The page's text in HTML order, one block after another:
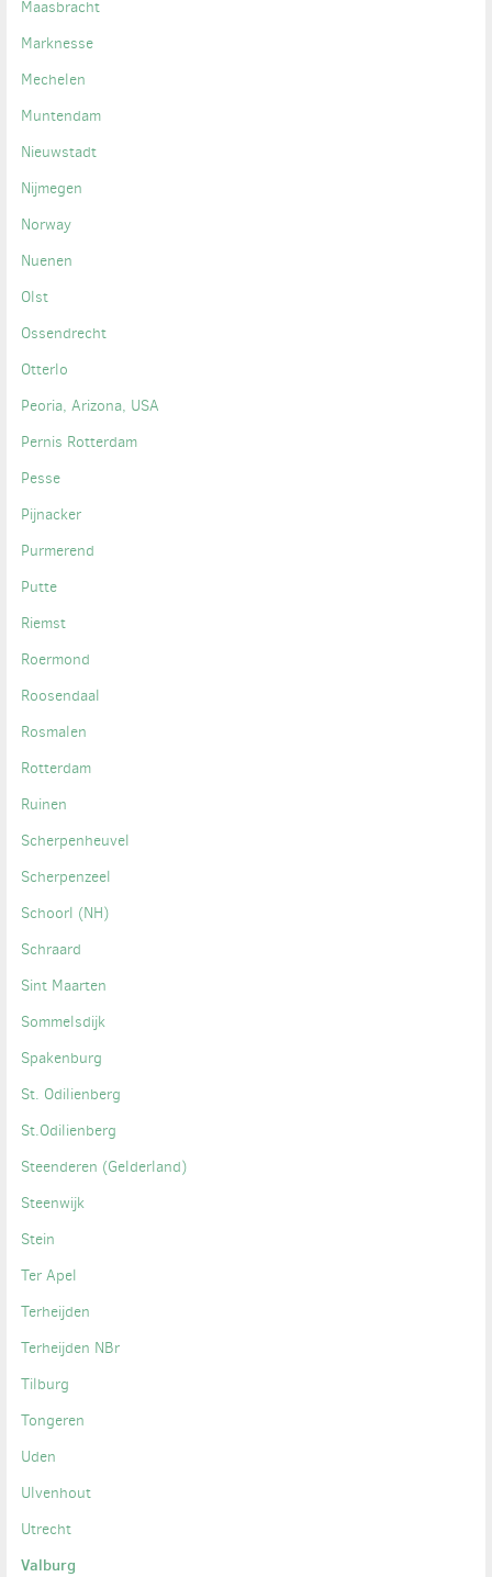
Maasbracht
Marknesse
Mechelen
Muntendam
Nieuwstadt
Nijmegen
Norway
Nuenen
Olst
Ossendrecht
Otterlo
Peoria, Arizona, USA
Pernis Rotterdam
Pesse
Pijnacker
Purmerend
Putte
Riemst
Roermond
Roosendaal
Rosmalen
Rotterdam
Ruinen
Scherpenheuvel
Scherpenzeel
Schoorl (NH)
Schraard
Sint Maarten
Sommelsdijk
Spakenburg
St. Odilienberg
St.Odilienberg
Steenderen (Gelderland)
Steenwijk
Stein
Ter Apel
Terheijden
Terheijden NBr
Tilburg
Tongeren
Uden
Ulvenhout
Utrecht
Valburg